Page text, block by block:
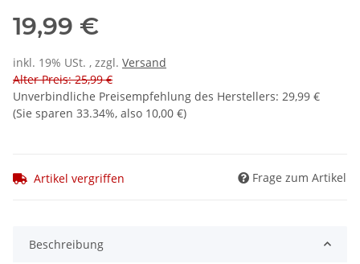
19,99 €
inkl. 19% USt. , zzgl. Versand
Alter Preis: 25,99 €
Unverbindliche Preisempfehlung des Herstellers: 29,99 €
(Sie sparen 33.34%, also 10,00 €)
Artikel vergriffen Frage zum Artikel
Beschreibung